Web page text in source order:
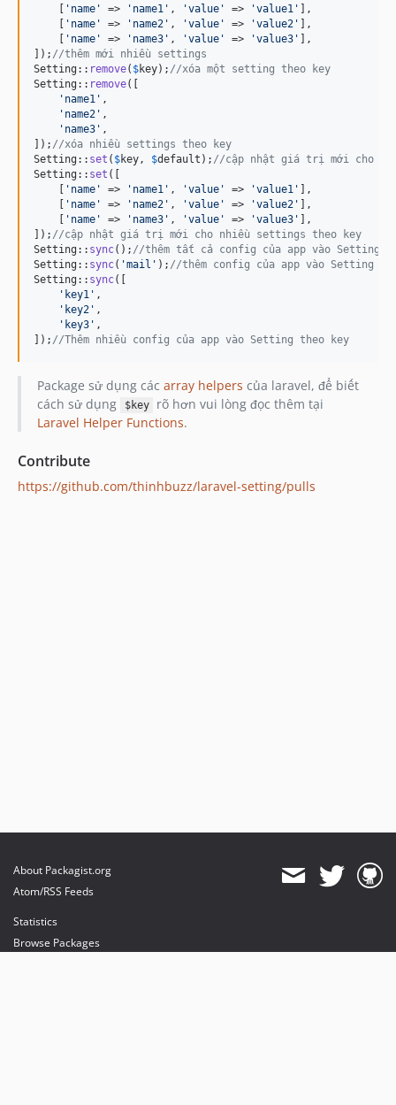
' name ' => ' name1 ' , 'value ' => 'value1 '
],
' name ' => ' name2 ' , 'value ' => 'value2 '
],
' name ' => ' name3 ' , 'value ' => 'value3 '
],
]); //thêm mới nhiều settings
Setting:: remove( $key); //xóa một setting theo key
Setting:: remove([
' name1 ' ,
' name2 ' ,
' name3 ' ,
]); //xóa nhiều settings theo key
Setting:: set ( $key, $default ); //cập nhật giá trị mới cho
Setting:: set ([
' name ' => ' name1 ' , 'value ' => 'value1 '
],
' name ' => ' name2 ' , 'value ' => 'value2 '
],
' name ' => ' name3 ' , 'value ' => 'value3 '
],
]); //cập nhật giá trị mới cho nhiều settings theo key
Setting:: sync(); //thêm tất cả config của app vào Setting
Setting:: sync( 'mail ' ); //thêm config của app vào Setting
Setting:: sync([
' key1 ' ,
' key2 ' ,
' key3 ' ,
]); //Thêm nhiều config của app vào Setting theo key
Package sử dụng các array helpers của laravel, để biết
cách sử dụng
$key
rõ hơn vui lòng đọc thêm tại
Laravel Helper Functions.
Contribute
https://github.com/thinhbuzz/laravel-setting/pulls
About Packagist.org
Atom/RSS Feeds
Statistics
Browse Packages